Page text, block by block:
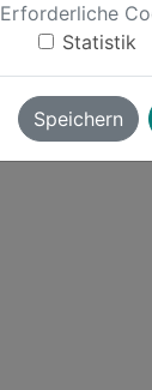
Erforderliche
Statistik
Speichern